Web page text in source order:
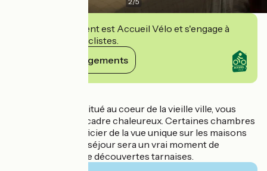
Cet établissement est Accueil Vélo et s'engage à
accueillir des cyclistes.
Voir ses engagements
L'Hôtel Riviere** situé au coeur de la vieille ville, vous
accueille dans un cadre chaleureux. Certaines chambres
vous feront bénéficier de la vue unique sur les maisons
sur l'Agout. Votre séjour sera un vrai moment de
dépaysement et de découvertes tarnaises.